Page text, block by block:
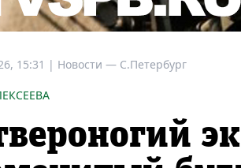
15:31 | Новости — С.Петербург